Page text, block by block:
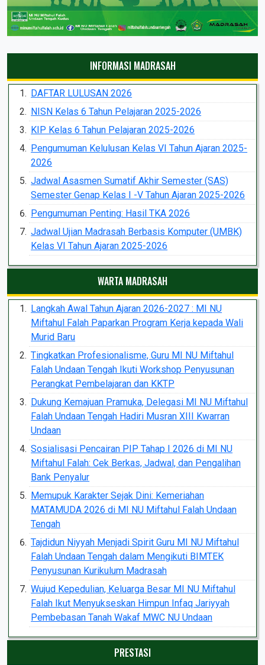
INFORMASI MADRASAH
DAFTAR LULUSAN 2026
NISN Kelas 6 Tahun Pelajaran 2025-2026
KIP Kelas 6 Tahun Pelajaran 2025-2026
Pengumuman Kelulusan Kelas VI Tahun Ajaran 2025-
2026
Jadwal Asasmen Sumatif Akhir Semester (SAS)
Semester Genap Kelas I -V Tahun Ajaran 2025-2026
Pengumuman Penting: Hasil TKA 2026
Jadwal Ujian Madrasah Berbasis Komputer (UMBK)
Kelas VI Tahun Ajaran 2025-2026
WARTA MADRASAH
Langkah Awal Tahun Ajaran 2026-2027 : MI NU
Miftahul Falah Paparkan Program Kerja kepada Wali
Murid Baru
Tingkatkan Profesionalisme, Guru MI NU Miftahul
Falah Undaan Tengah Ikuti Workshop Penyusunan
Perangkat Pembelajaran dan KKTP
Dukung Kemajuan Pramuka, Delegasi MI NU Miftahul
Falah Undaan Tengah Hadiri Musran XIII Kwarran
Undaan
Sosialisasi Pencairan PIP Tahap I 2026 di MI NU
Miftahul Falah: Cek Berkas, Jadwal, dan Pengalihan
Bank Penyalur
Memupuk Karakter Sejak Dini: Kemeriahan
MATAMUDA 2026 di MI NU Miftahul Falah Undaan
Tengah
Tajdidun Niyyah Menjadi Spirit Guru MI NU Miftahul
Falah Undaan Tengah dalam Mengikuti BIMTEK
Penyusunan Kurikulum Madrasah
Wujud Kepedulian, Keluarga Besar MI NU Miftahul
Falah Ikut Menyukseskan Himpun Infaq Jariyyah
Pembebasan Tanah Wakaf MWC NU Undaan
PRESTASI